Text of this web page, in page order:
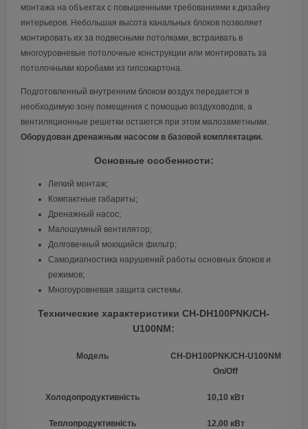
монтажа на объектах с повышенными требованиями к дизайну
интерьеров. Небольшая высота канальных блоков позволяет
монтировать их за подвесными потолками, встраивать в
многоуровневые потолочные конструкции или монтировать за
потолочными коробами из гипсокартона.
Подготовленный внутренним блоком воздух передается в
необходимую зону помещения с помощью воздуховодов, а
вентиляционные решетки остаются при этом малозаметными.
Оборудован дренажным насосом в базовой комплектации.
Основные особенности:
Легкий монтаж;
Компактные габариты;
Дренажный насос;
Малошумный вентилятор;
Долговечный моющийся фильтр;
Самодиагностика нарушений работы основных блоков и
режимов;
Многоуровневая защита системы.
Технические характеристики CH-DH100PNK/CH-
U100NM:
Модель
CH-DH100PNK/CH-U100NM
On/Off
Холодопродуктивність 10,10 кВт
Теплопродуктивність 12,00 кВт